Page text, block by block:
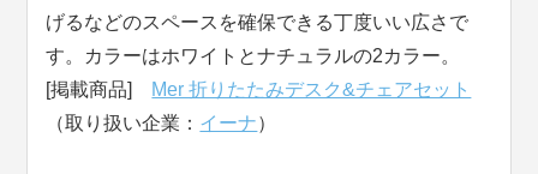
げるなどのスペースを確保できる丁度いい広さで
す。カラーはホワイトとナチュラルの2カラー。
[掲載商品] Mer 折りたたみデスク&チェアセット
（取り扱い企業： イーナ）